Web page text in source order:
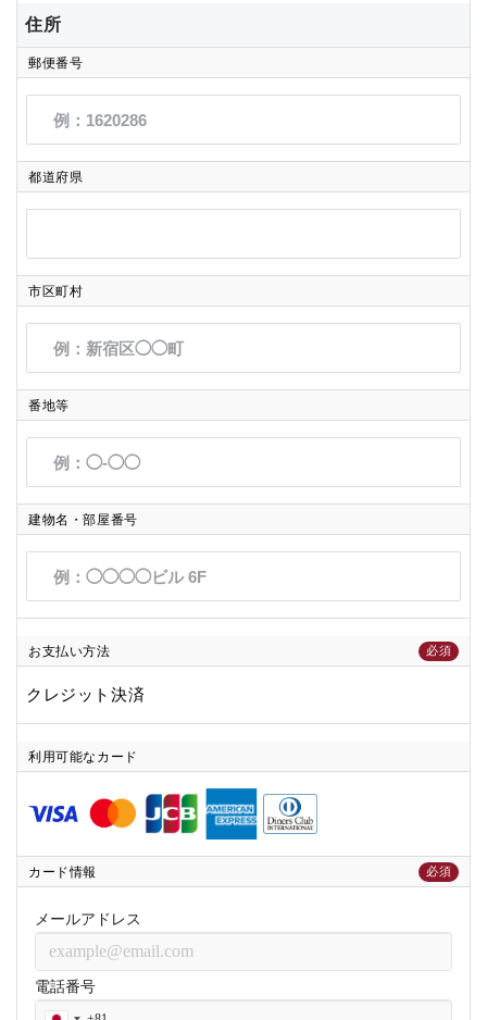
住所
郵便番号
都道府県
市区町村
番地等
建物名・部屋番号
お支払い方法 必須
クレジット決済
利用可能なカード
カード情報 必須